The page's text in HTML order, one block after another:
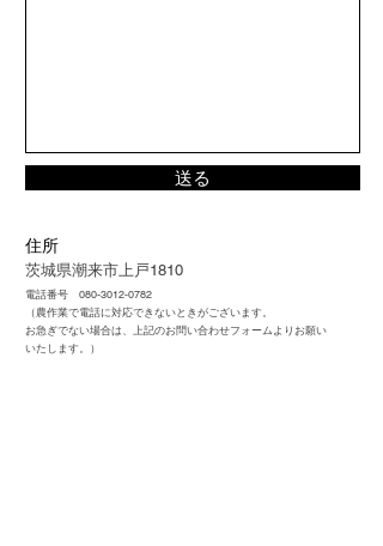
送る
​住所
茨城県潮来市上戸1810
​電話番号 080-3012-0782
（農作業で電話に対応できないときがございます。
​お急ぎでない場合は、上記のお問い合わせフォームよりお願い
いたします。）